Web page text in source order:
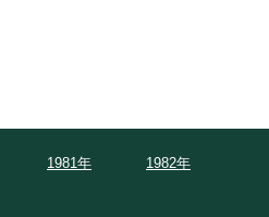
1981年 1982年